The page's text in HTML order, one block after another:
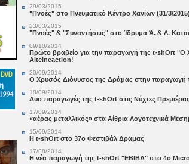
29/03/2015
"Πνοές" στο Πνευματικό Κέντρο Χανίων (31/3/2015)
23/03/2015
"Πνοές" & "Συναντήσεις" στο Ίδρυμα Ά. & Λ.
09/10/2014
Πρώτο βραβείο για την παραγωγή της t-shOrt "Ο
Altcineaction!
20/09/2014
Ο Χρυσός Διόνυσος της Δράμας στην
18/09/2014
Δυο παραγωγές της t-shOrt στις Νύχτες
17/09/2014
«αέρας μεταλλικός» στα Αίθρια Λογοτεχνικά
15/09/2014
Η t-shOrt στο 37o Φεστιβάλ Δράμας
17/08/2014
Η νέα παραγωγή της t-shOrt "ΕΒΙΒΑ" στο 4ο